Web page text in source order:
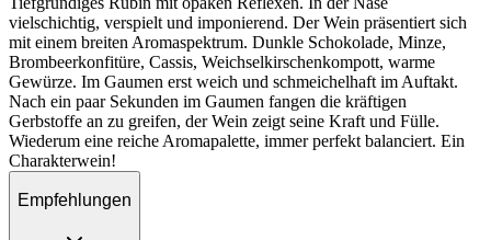
vielschichtig, verspielt und imponierend. Der Wein präsentiert sich
mit einem breiten Aromaspektrum. Dunkle Schokolade, Minze,
Brombeerkonfitüre, Cassis, Weichselkirschenkompott, warme
Gewürze. Im Gaumen erst weich und schmeichelhaft im Auftakt.
Nach ein paar Sekunden im Gaumen fangen die kräftigen
Gerbstoffe an zu greifen, der Wein zeigt seine Kraft und Fülle.
Wiederum eine reiche Aromapalette, immer perfekt balanciert. Ein
Charakterwein!
Empfehlungen